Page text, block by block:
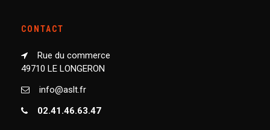
CONTACT
Rue du commerce
49710 LE LONGERON
info@aslt.fr
02.41.46.63.47